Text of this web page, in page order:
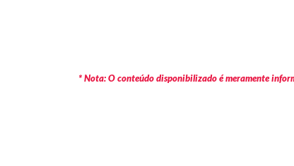
* Nota: O conteúdo disponibilizado é meramente